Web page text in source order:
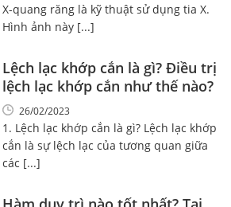
X-quang răng là kỹ thuật sử dụng tia X.
Hình ảnh này [...]
Lệch lạc khớp cắn là gì? Điều trị
lệch lạc khớp cắn như thế nào?
26/02/2023
1. Lệch lạc khớp cắn là gì? Lệch lạc khớp
cắn là sự lệch lạc của tương quan giữa
các [...]